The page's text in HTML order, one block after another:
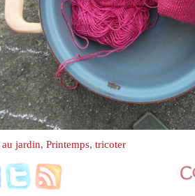
au jardin, Printemps, tricoter